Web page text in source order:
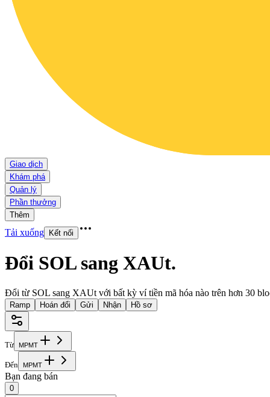
Giao dịch
Khám phá
Quản lý
Phần thưởng
Thêm
Tải xuống Kết nối
Đổi SOL sang XAUt.
Đổi từ SOL sang XAUt với bất kỳ ví tiền mã hóa nào trên hơn 30
Ramp Hoán đổi Gửi Nhận Hồ sơ
Từ MPMT
Đến MPMT
Bạn đang bán
0